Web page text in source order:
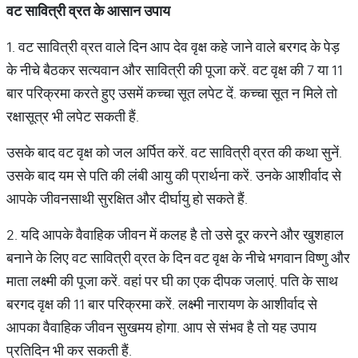
वट सावित्री व्रत के आसान उपाय
1. वट सावित्री व्रत वाले दिन आप देव वृक्ष कहे जाने वाले बरगद के पेड़
के नीचे बैठकर सत्यवान और सावित्री की पूजा करें. वट वृक्ष की 7 या 11
बार परिक्रमा करते हुए उसमें कच्चा सूत लपेट दें. कच्चा सूत न मिले तो
रक्षासूत्र भी लपेट सकती हैं.
उसके बाद वट वृक्ष को जल अर्पित करें. वट सावित्री व्रत की कथा सुनें.
उसके बाद यम से पति की लंबी आयु की प्रार्थना करें. उनके आशीर्वाद से
आपके जीवनसाथी सुरक्षित और दीर्घायु हो सकते हैं.
2. यदि आपके वैवाहिक जीवन में कलह है तो उसे दूर करने और खुशहाल
बनाने के लिए वट सावित्री व्रत के दिन वट वृक्ष के नीचे भगवान विष्णु और
माता लक्ष्मी की पूजा करें. वहां पर घी का एक दीपक जलाएं. पति के साथ
बरगद वृक्ष की 11 बार परिक्रमा करें. लक्ष्मी नारायण के आशीर्वाद से
आपका वैवाहिक जीवन सुखमय होगा. आप से संभव है तो यह उपाय
प्रतिदिन भी कर सकती हैं.